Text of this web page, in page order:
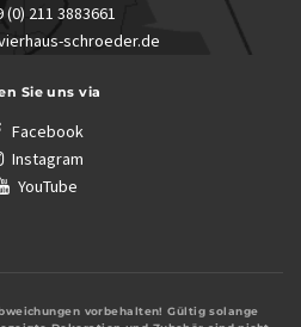
(0) 211 3883661
schroeder.de
Sie uns via
Facebook
Instagram
YouTube
vorbehalten! Gültig solange